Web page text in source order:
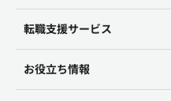
転職支援サービス
お役立ち情報